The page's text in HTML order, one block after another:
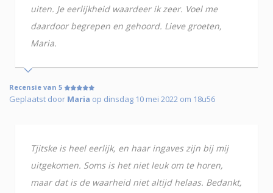
uiten. Je eerlijkheid waardeer ik zeer. Voel me
daardoor begrepen en gehoord. Lieve groeten,
Maria.
Recensie van 5
Geplaatst door Maria op dinsdag 10 mei 2022 om 18u56
Tjitske is heel eerlijk, en haar ingaves zijn bij mij
uitgekomen. Soms is het niet leuk om te horen,
maar dat is de waarheid niet altijd helaas. Bedankt,